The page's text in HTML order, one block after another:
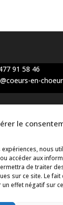
le
nous
accéder aux
de traiter
sur ce site. Le
effet négatif sur
91 58 46
en-
de
ou par message !